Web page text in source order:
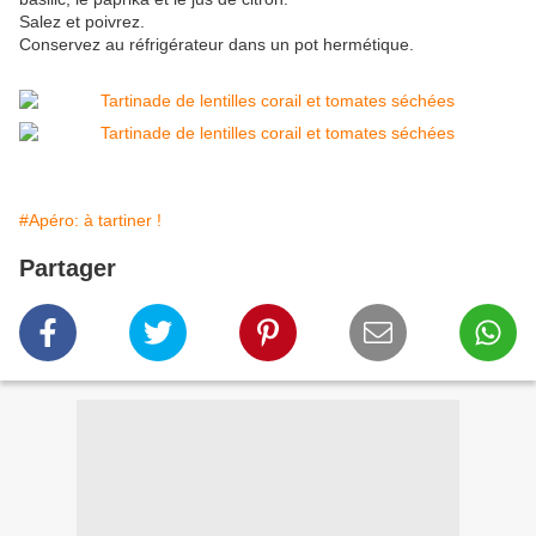
Salez et poivrez.
Conservez au réfrigérateur dans un pot hermétique.
#Apéro: à tartiner !
Partager